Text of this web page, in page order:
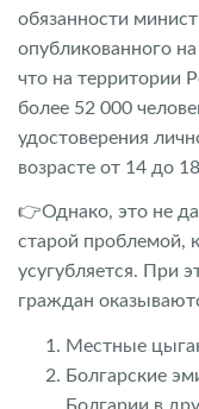
обязанности
опубликованного
что на территории
более 52 000
удостоверения
возрасте от 14 до
👉Однако, это не
старой проблемой,
усугубляется. При
граждан
Местные
Болгарские
Болгарии в